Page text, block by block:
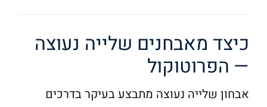
כיצד מאבחנים שלייה נעוצה
— הפרוטוקול
אבחון שלייה נעוצה מתבצע בעיקר בדרכים